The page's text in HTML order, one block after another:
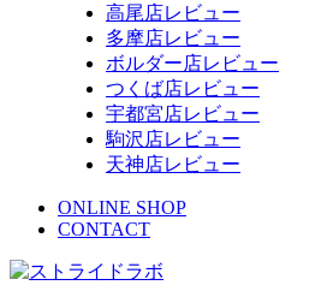
高尾店レビュー
多摩店レビュー
ボルダー店レビュー
つくば店レビュー
宇都宮店レビュー
駒沢店レビュー
天神店レビュー
ONLINE SHOP
CONTACT